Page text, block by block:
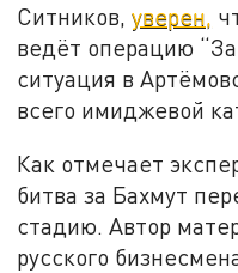
Ситников,уверен,
ведёт операцию
ситуация в
всего имиджевой
Как отмечает
битва за Бахмут
стадию. Автор
русского